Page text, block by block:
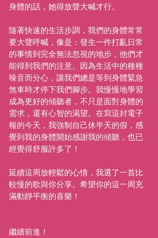
身體的話，她得放聲大喊才行。
隨著快速的生活步調，我們的身體常常
要大聲呼喊，像是：發生一件打亂日常
的事情到完全無法忽視的地步，他們才
能得到我們的注意。因為生活中的種種
噪音而分心，讓我們總是等到身體緊急
煞車時才停下我們腳步。我慢慢地學習
成為更好的傾聽者，不只是面對身體的
需求，還有心智的渴望。在寫這封電子
報的今天，我強制自己休半天的假，感
覺到我的身體開始感謝我的傾聽，也已
經覺得舒服許多了！
延續這周放輕鬆的心情，我選了一首比
較慢的歌與你分享。希望你的這一周充
滿動靜平衡的喜樂！
繼續前進！